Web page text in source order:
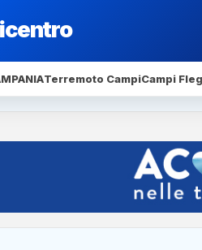
Terremoto CampiCampi